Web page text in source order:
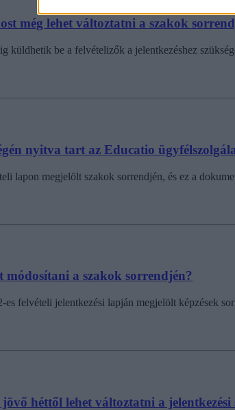
még lehet változtatni a szakok
küldhetik be a felvételizők a jelentkezéshez
nyitva tart az Educatio
lapon megjelölt szakok sorrendjén, és ez a
módosítani a szakok sorrendjén?
felvételi jelentkezési lapján megjelölt képzések
héttől lehet változtatni a jelentkezési